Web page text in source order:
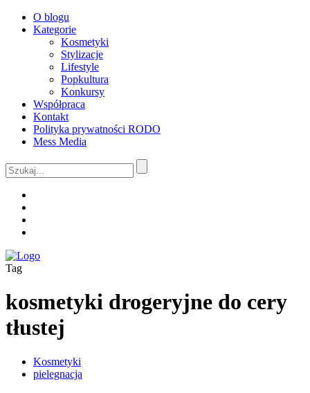
O blogu
Kategorie
Kosmetyki
Stylizacje
Lifestyle
Popkultura
Konkursy
Współpraca
Kontakt
Polityka prywatności RODO
Mess Media
Tag
kosmetyki drogeryjne do cery
tłustej
Kosmetyki
pielegnacja